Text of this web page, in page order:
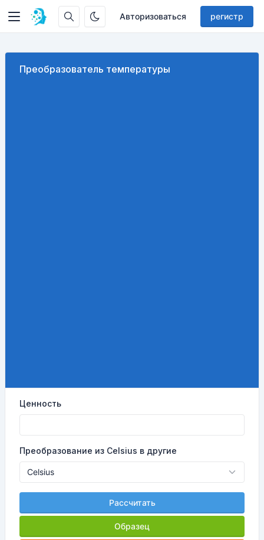
Авторизоваться регистр
Преобразователь температуры
Ценность
Преобразование из Celsius в другие
Рассчитать
Образец